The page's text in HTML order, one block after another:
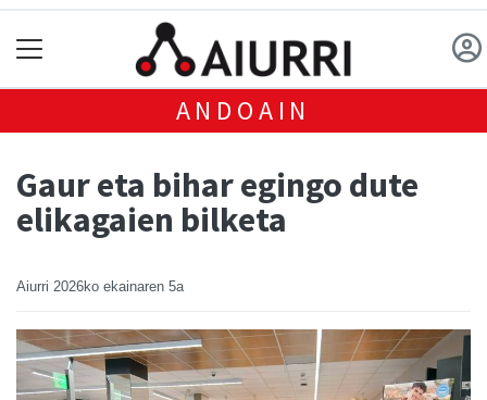
ANDOAIN
Gaur eta bihar egingo dute
elikagaien bilketa
Aiurri 2026ko ekainaren 5a